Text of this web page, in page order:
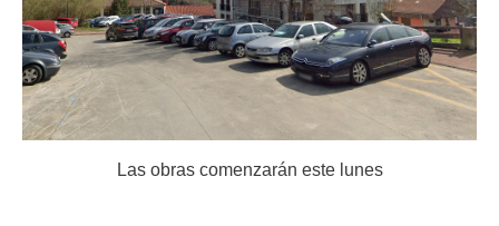
Las obras comenzarán este lunes